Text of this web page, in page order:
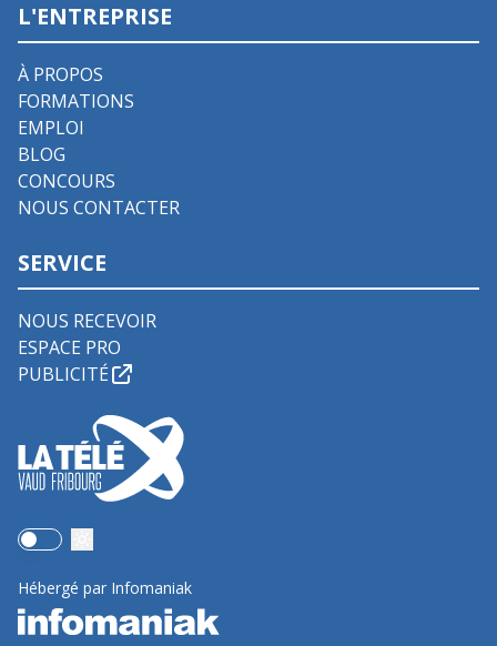
L'ENTREPRISE
À PROPOS
FORMATIONS
EMPLOI
BLOG
CONCOURS
NOUS CONTACTER
SERVICE
NOUS RECEVOIR
ESPACE PRO
PUBLICITÉ
Use setting
Hébergé par Infomaniak